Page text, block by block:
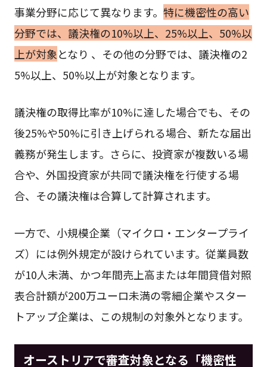
事業分野に応じて異なります。 特に機密性の高い
分野では、議決権の10%以上、25%以上、50%以
上が対象となり 、その他の分野では、議決権の2
5%以上、50%以上が対象となります。
議決権の取得比率が10%に達した場合でも、その
後25%や50%に引き上げられる場合、新たな届出
義務が発生します。さらに、投資家が複数いる場
合や、外国投資家が共同で議決権を行使する場
合、その議決権は合算して計算されます。
一方で、小規模企業（マイクロ・エンタープライ
ズ）には例外規定が設けられています。従業員数
が10人未満、かつ年間売上高または年間貸借対照
表合計額が200万ユーロ未満の零細企業やスター
トアップ企業は、この規制の対象外となります。
オーストリアで審査対象となる「機密性